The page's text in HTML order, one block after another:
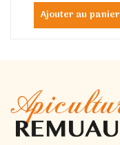
Ajouter au panier